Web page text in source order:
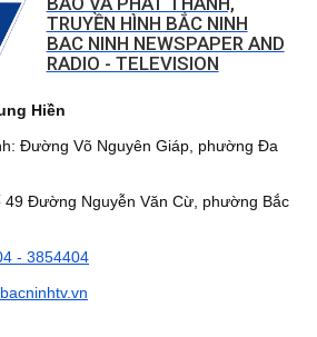
TRUYỀN HÌNH BẮC NINH
BAC NINH NEWSPAPER AND
RADIO - TELEVISION
Hiền
Đường Võ Nguyên Giáp, phường Đa
Nguyễn Văn Cừ, phường Bắc
- 3854404